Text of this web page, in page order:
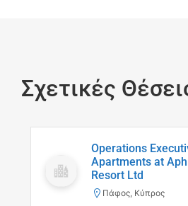
Σχετικές
Operations
Apartments at
Resort Ltd
Πάφος, Κύπρος